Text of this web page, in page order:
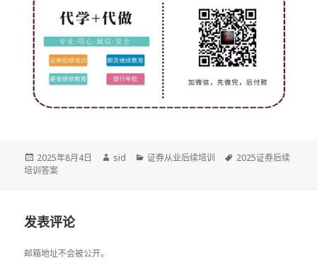
发
布
2025年8月4日
作
sid
分
证券从业后续培训
标
2025证券后续
培训答案
发表评论
邮箱地址不会被公开。